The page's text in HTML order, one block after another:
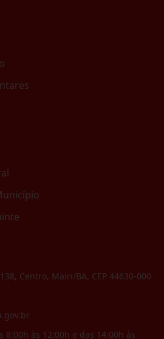
Centro, Mairi/BA, CEP 44630-000
8:00h às 12:00h e das 14:00h às